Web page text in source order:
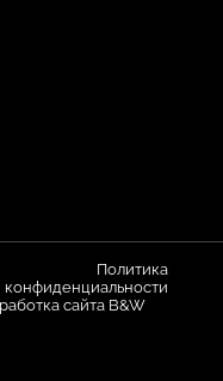
Политика
конфиденциальности
сайта B&W